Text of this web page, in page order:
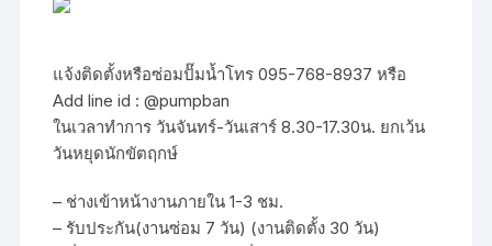
แจ้งติดตั้งหรือซ่อมปั๊มน้ำโทร 095-768-8937 หรือ
Add line id : @pumpban
ในเวลาทำการ วันจันทร์-วันเสาร์ 8.30-17.30น. ยกเว้น
วันหยุดนักขัตฤกษ์
– ช่างเข้าหน้างานภายใน 1-3 ชม.
– รับประกัน(งานซ่อม 7 วัน) (งานติดตั้ง 30 วัน)